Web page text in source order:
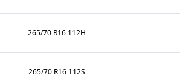
265/70 R16 112H
265/70 R16 112S